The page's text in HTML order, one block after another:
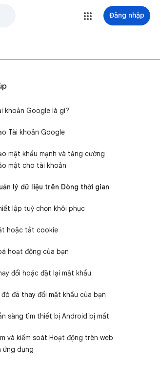
Đăng nhập
khoản Google là gì?
Tài khoản Google
mật khẩu mạnh và tăng cường
mật cho tài khoản
lý dữ liệu trên Dòng thời gian
lập tuỳ chọn khôi phục
hoặc tắt cookie
hoạt động của bạn
đổi hoặc đặt lại mật khẩu
đó đã thay đổi mật khẩu của bạn
sàng tìm thiết bị Android bị mất
và kiểm soát Hoạt động trên web
ứng dụng